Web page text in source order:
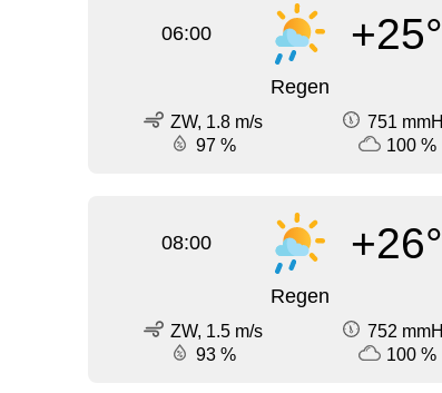
06:00
Regen
ZW, 1.8 m/s
751
97 %
100 %
08:00
Regen
ZW, 1.5 m/s
752
93 %
100 %